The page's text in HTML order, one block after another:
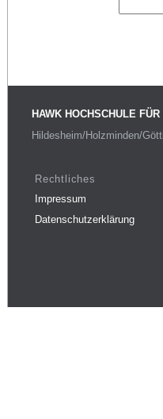
HAWK HOCHSCHULE
Hildesheim/Holzminden/
Rechtliches
Impressum
Datenschutzerklärung